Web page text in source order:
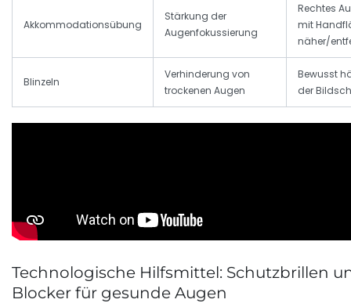
Akkommodationsübung
Stärkung der
Augenfokussierung
Rechtes
mit
näher/
Blinzeln
Verhinderung von
trockenen Augen
Bewusst
der
Technologische Hilfsmittel: Schutzbrillen
Blocker für gesunde Augen